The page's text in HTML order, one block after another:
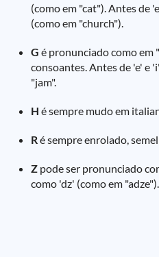
(como em "cat"). Antes de
(como em "church").
G é pronunciado como em
consoantes. Antes de 'e' e
"jam".
H é sempre mudo em
Ré sempre enrolado,
Z pode ser pronunciado
como 'dz' (como em "adze").